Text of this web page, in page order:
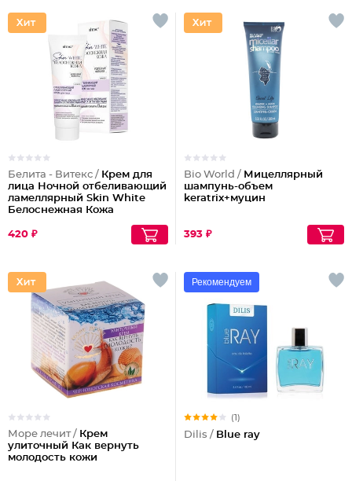
Белита - Витекс / Крем для
лица Ночной отбеливающий
ламеллярный Skin White
Белоснежная Кожа
420 ₽
Bio World / Мицеллярный
шампунь-объем
keratrix+муцин
393 ₽
Море лечит / Крем
улиточный Как вернуть
молодость кожи
Рекомендуем
(1)
Dilis / Blue ray